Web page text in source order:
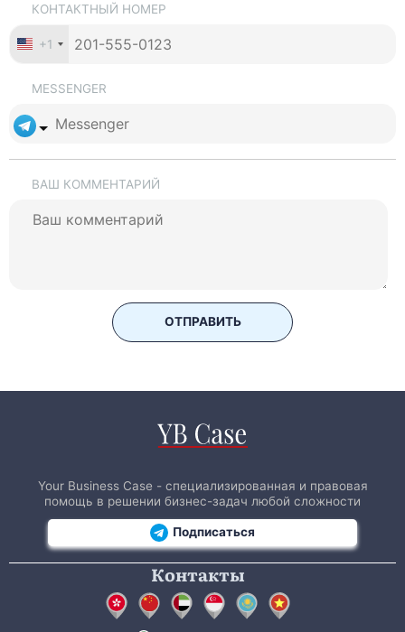
КОНТАКТНЫЙ НОМЕР
+1
MESSENGER
ВАШ КОММЕНТАРИЙ
ОТПРАВИТЬ
Your Business Case - специализированная и правовая
помощь в решении бизнес-задач любой сложности
Подписаться
Контакты